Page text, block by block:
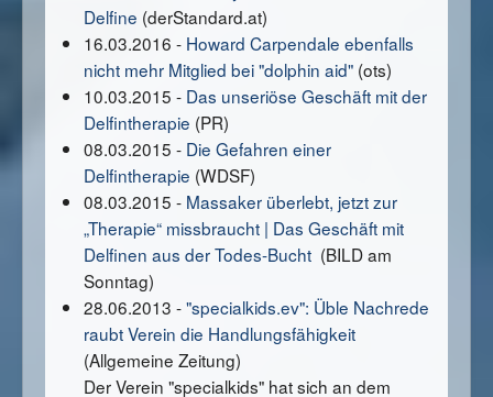
Delfine (derStandard.at)
16.03.2016 - Howard Carpendale ebenfalls
nicht mehr Mitglied bei "dolphin aid" (ots)
10.03.2015 - Das unseriöse Geschäft mit der
Delfintherapie (PR)
08.03.2015 - Die Gefahren einer
Delfintherapie (WDSF)
08.03.2015 - Massaker überlebt, jetzt zur
„Therapie“ missbraucht | Das Geschäft mit
Delfinen aus der Todes-Bucht (BILD am
Sonntag)
28.06.2013 -"specialkids.ev": Üble Nachrede
raubt Verein die Handlungsfähigkeit
(Allgemeine Zeitung)
Der Verein "specialkids" hat sich an dem